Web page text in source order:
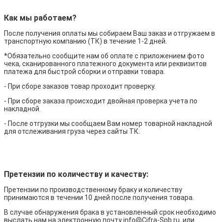
Как мы работаем?
После получения оплаты мы собираем Ваш заказ и отгружаем в
транспортную компанию (ТК) в течение 1-2 дней.
*Обязательно сообщите нам об оплате с приложением фото
чека, сканированного платежного документа или реквизитов
платежа для быстрой сборки и отправки товара.
- При сборе заказов товар проходит проверку.
- При сборе заказа происходит двойная проверка учета по
накладной.
- После отгрузки мы сообщаем Вам номер товарной накладной
для отслеживания груза через сайты ТК.
Претензии по количеству и качеству:
Претензии по производственному браку и количеству
принимаются в течении 10 дней после получения товара.
В случае обнаружения брака в установленный срок необходимо
выслать нам на электронную почту info@Cifra-Spb.ru или